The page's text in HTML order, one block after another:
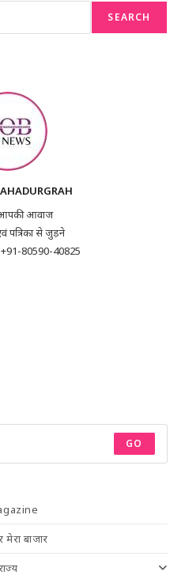
SEARCH
आवाज
पत्रिका से जुड़ने
80590-40825
GO
मेरा बाजार